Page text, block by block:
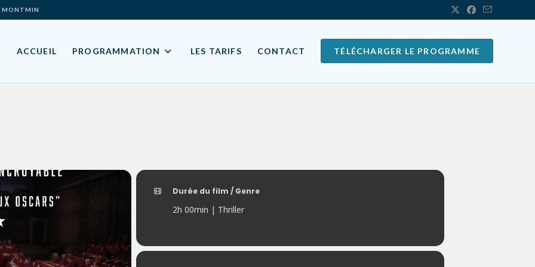
MONTMIN
ACCUEIL PROGRAMMATION LES TARIFS CONTACT TÉLÉCHARGER LE PROGRAMME
Durée du film / Genre
2h 00min | Thriller